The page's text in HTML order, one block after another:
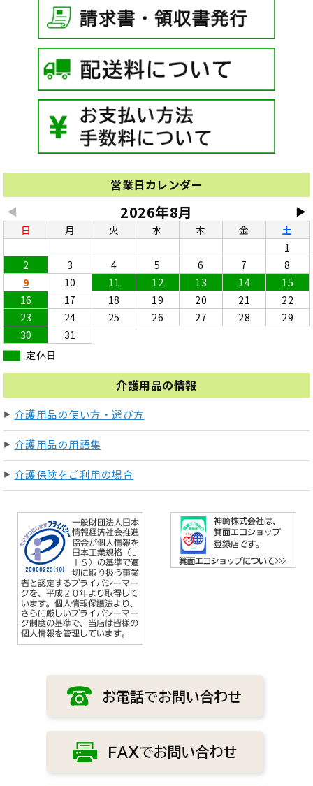
営業日カレンダー
◀ ▶
2026年8月
日 月 火 水 木 金
土
1
2
3 4 5 6 7
8
9
10 11 12 13 14
15
16
17 18 19 20 21
22
23
24 25 26 27 28
29
30
31
定休日
介護用品の情報
介護用品の使い方・選び方
介護用品の用語集
介護保険をご利用の場合